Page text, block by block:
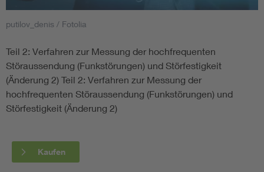
Smart Cities
DKE Fachinformationen im Kontext der Normung
Blitzschutz: DIN EN 62305 in der Übersicht
Cybersecurity in der Industrieautomatisierung
putilov_denis / Fotolia
Teil 2: Verfahren zur Messung der hochfrequenten
Störaussendung (Funkstörungen) und Störfestigkeit
(Änderung 2) Teil 2: Verfahren zur Messung der
hochfrequenten Störaussendung (Funkstörungen) und
Störfestigkeit (Änderung 2)
Kaufen